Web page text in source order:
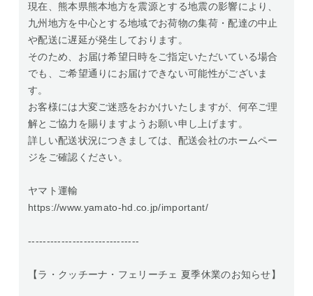
現在、熊本県熊本地方を震源とする地震の影響により、
九州地方を中心とする地域でお荷物の集荷・配達の中止
や配送に遅延が発生しております。
そのため、お届け希望日時をご指定いただいている場合
でも、ご希望通りにお届けできない可能性がございま
す。
お客様には大変ご迷惑をおかけいたしますが、何卒ご理
解とご協力を賜りますようお願い申し上げます。
詳しい配送状況につきましては、配送会社のホームペー
ジをご確認ください。
ヤマト運輸
https://www.yamato-hd.co.jp/important/
------------------------------
【ラ・クッチーナ・フェリーチェ 夏季休業のお知らせ】